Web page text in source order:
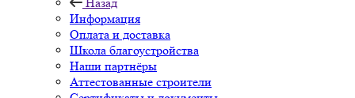
Информация
Оплата и доставка
Школа благоустройства
Наши партнёры
Аттестованные строители